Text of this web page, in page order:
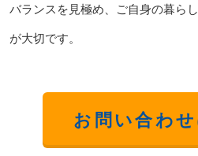
バランスを見極め、ご自身の暮ら
が大切です。
お問い合わ